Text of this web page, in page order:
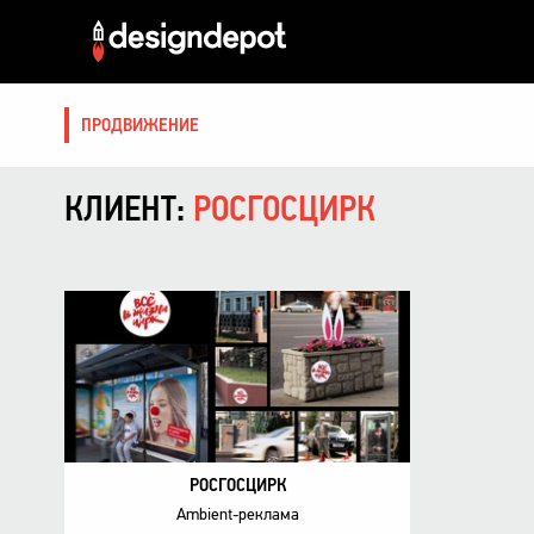
ПРОДВИЖЕНИЕ
КЛИЕНТ: РОСГОСЦИРК
РОСГОСЦИРК
Ambient-реклама